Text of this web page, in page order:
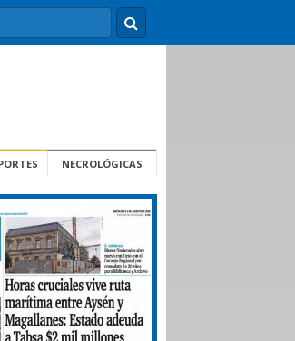
NECROLÓGICAS